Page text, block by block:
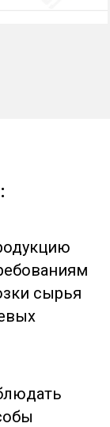
сырья